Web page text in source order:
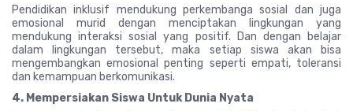
Pendidikan inklusif mendukung perkembanga sosial dan juga
emosional murid dengan menciptakan lingkungan yang
mendukung interaksi sosial yang positif. Dan dengan belajar
dalam lingkungan tersebut, maka setiap siswa akan bisa
mengembangkan emosional penting seperti empati, toleransi
dan kemampuan berkomunikasi.
4. Mempersiakan Siswa Untuk Dunia Nyata